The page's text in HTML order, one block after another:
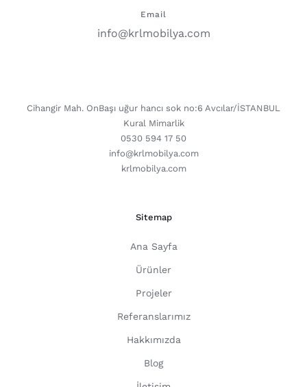
Email
info@krlmobilya.com
Cihangir Mah. OnBaşı uğur hancı sok no:6 Avcılar/İSTANBUL
Kural Mimarlik
0530 594 17 50
info@krlmobilya.com
krlmobilya.com
Sitemap
Ana Sayfa
Ürünler
Projeler
Referanslarımız
Hakkımızda
Blog